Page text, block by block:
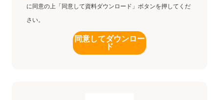
に同意の上「同意して資料ダウンロード」ボタンを押してくだ
さい。
同意してダウンロー
ド